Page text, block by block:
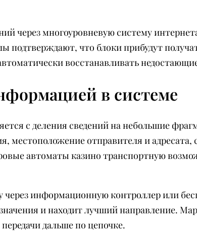
через многоуровневую систему
что блоки прибудут
восстанавливать
в системе
с деления сведений на небольшие
местоположение отправителя и адресата,
автоматы казино транспортную
через информационную контроллер или
и находит лучший направление.
дальше по цепочке.